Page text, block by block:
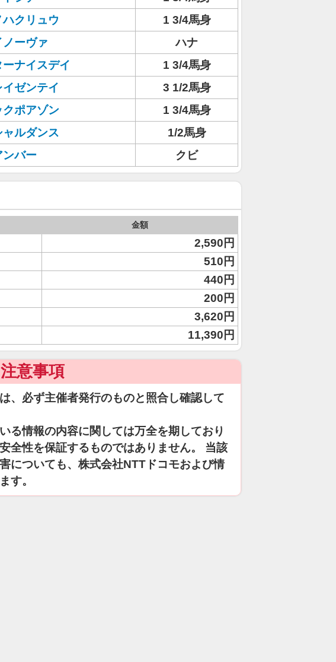
クリュウ
1 3/4馬身
ノーヴァ
ハナ
ーナイスデイ
1 3/4馬身
イゼンテイ
3 1/2馬身
クポアゾン
1 3/4馬身
ャルダンス
1/2馬身
ンバー クビ
金額
2,590円
510円
440円
200円
3,620円
11,390円
注意事項
、必ず主催者発行のものと照合し確認して
る情報の内容に関しては万全を期しており
全性を保証するものではありません。 当該
についても、株式会社NTTドコモおよび情
す。